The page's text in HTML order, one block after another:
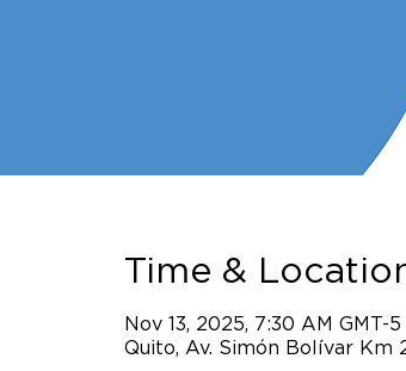
Time &
Nov 13, 2025, 7:30 AM GMT-5
Quito, Av. Simón Bolívar Km